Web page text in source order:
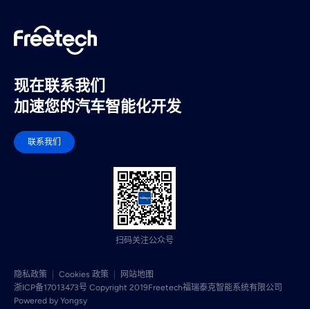
现在联系我们
加速您的汽车智能化开发
联系我们
扫码关注公众号
隐私政策 Cookies 政策
网站地图
浙ICP备17013473号 Copyright 2019Freetech福瑞泰克智能系统有限公司
Powered by Yongsy